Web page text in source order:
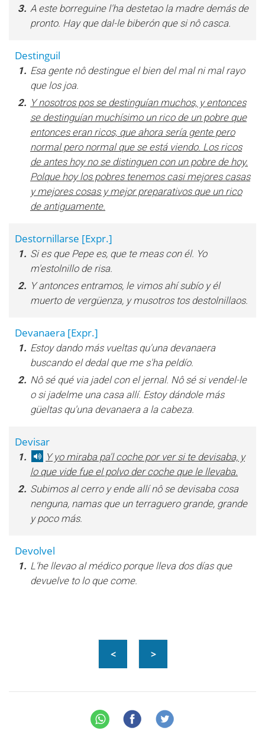
3. A este borreguine l'ha destetao la madre demás de
pronto. Hay que dal-le biberón que si nô casca.
Destinguil
1. Esa gente nô destingue el bien del mal ni mal rayo
que los joa.
2. Y nosotros pos se destinguían muchos, y entonces
se destinguían muchísimo un rico de un pobre que
entonces eran ricos, que ahora sería gente pero
normal pero normal que se está viendo. Los ricos
de antes hoy no se distinguen con un pobre de hoy.
Polque hoy los pobres tenemos casi mejores casas
y mejores cosas y mejor preparativos que un rico
de antiguamente.
Destornillarse [Expr.]
1. Si es que Pepe es, que te meas con él. Yo
m'estolnillo de risa.
2. Y antonces entramos, le vimos ahí subío y él
muerto de vergüenza, y musotros tos destolnillaos.
Devanaera [Expr.]
1. Estoy dando más vueltas qu'una devanaera
buscando el dedal que me s'ha peldío.
2. Nô sé qué via jadel con el jernal. Nô sé si vendel-le
o si jadelme una casa allí. Estoy dándole más
güeltas qu'una devanaera a la cabeza.
Devisar
1.
Y yo miraba pa'l coche por ver si te devisaba, y
lo que vide fue el polvo der coche que le llevaba.
2. Subimos al cerro y ende allí nô se devisaba cosa
nenguna, namas que un terraguero grande, grande
y poco más.
Devolvel
1. L'he llevao al médico porque lleva dos días que
devuelve to lo que come.
< >